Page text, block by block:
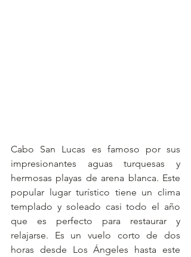
Cabo San Lucas es famoso por sus
impresionantes aguas turquesas y
hermosas playas de arena blanca. Este
popular lugar turístico tiene un clima
templado y soleado casi todo el año
que es perfecto para restaurar y
relajarse. Es un vuelo corto de dos
horas desde Los Ángeles hasta este